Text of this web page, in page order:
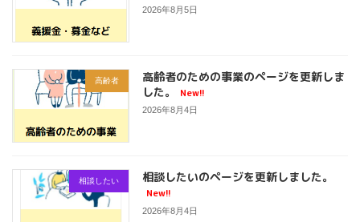
2026年8月5日
高齢者
高齢者のための事業のページを更新しま
した。
New!!
2026年8月4日
相談したい 相談したいのページを更新しました。
New!!
2026年8月4日